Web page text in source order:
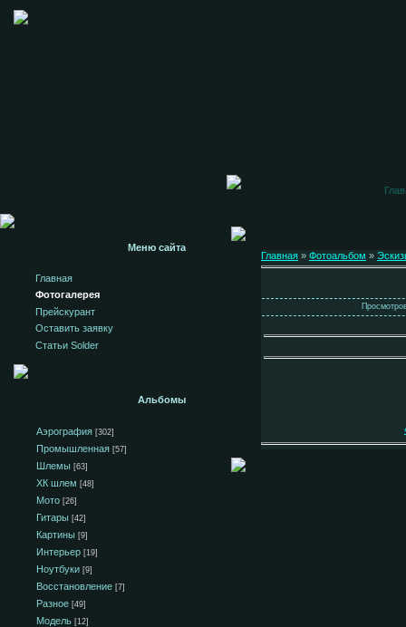
Меню сайта
Главная
Фотогалерея
Прейскурант
Оставить заявку
Статьи Solder
Альбомы
Аэрография [302]
Промышленная [57]
Шлемы [63]
ХК шлем [48]
Мото [26]
Гитары [42]
Картины [9]
Интерьер [19]
Ноутбуки [9]
Восстановление [7]
Разное [49]
Модель [12]
Главная » Фотоальбом »